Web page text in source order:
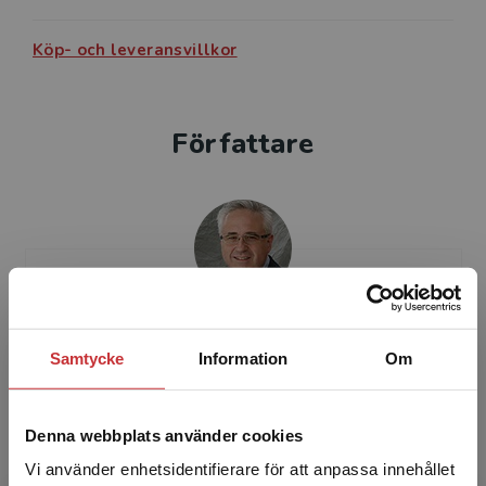
Samtycke Information Om
Denna webbplats använder cookies
Vi använder enhetsidentifierare för att anpassa innehållet
Köp- och leveransvillkor
Författare
Daniel Ericsson
Daniel Ericsson är ekonomie doktor från
som professor i organisation och ledning vid
Linnéuniversitetet. H...